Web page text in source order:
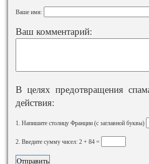
Ваше имя:
Ваш комментарий:
В целях предотвращения
действия:
1. Напишите столицу Франции (с заглавной буквы)
2. Введите сумму чисел: 2 + 84 =